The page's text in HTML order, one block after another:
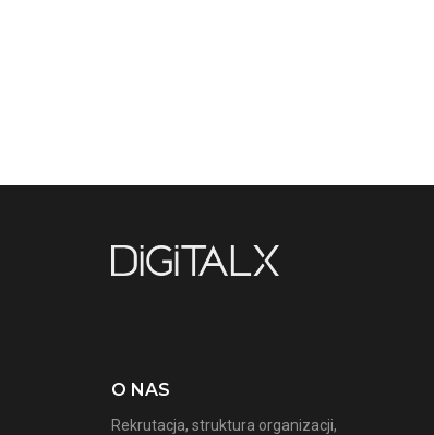
O NAS
Rekrutacja, struktura organizacji,